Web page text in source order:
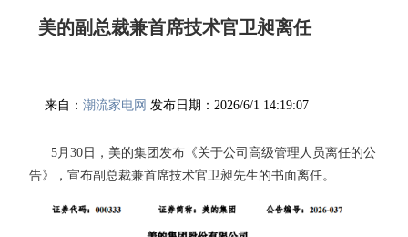
美的副总裁兼首席技术官卫昶离任
来自：潮流家电网 发布日期：2026/6/1 14:19:07
5月30日，美的集团发布《关于公司高级管理人员离任的公
告》，宣布副总裁兼首席技术官卫昶先生的书面离任。